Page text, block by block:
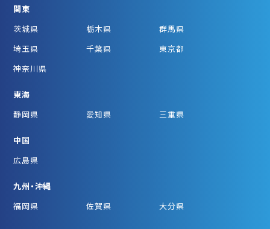
関東
茨城県
栃木県
群馬県
埼玉県
千葉県
東京都
神奈川県
東海
静岡県
愛知県 三重県
中国
広島県
九州・沖縄
福岡県
佐賀県 大分県